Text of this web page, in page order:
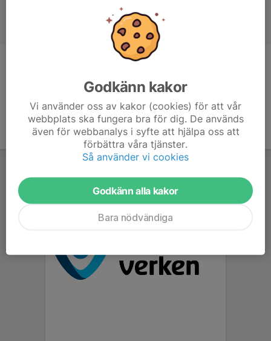
Godkänn kakor
Vi använder oss av kakor (cookies) för att vår
webbplats ska fungera bra för dig. De används
även för webbanalys i syfte att hjälpa oss att
förbättra våra tjänster.
Så använder vi cookies
Godkänn alla kakor
Bara nödvändiga